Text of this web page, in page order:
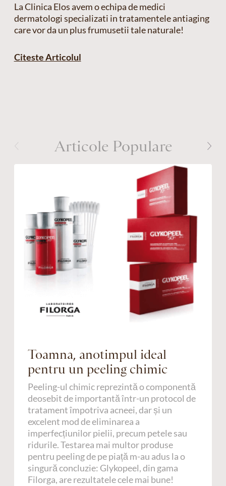
La Clinica Elos avem o echipa de medici
dermatologi specializati in tratamentele antiaging
care vor da un plus frumusetii tale naturale!
Citeste Articolul
Articole Populare
Toamna, anotimpul ideal
pentru un peeling chimic
Peeling-ul chimic reprezintă o componentă
deosebit de importantă într-un protocol de
tratament împotriva acneei, dar și un
excelent mod de eliminarea a
imperfecțiunilor pielii, precum petele sau
ridurile. Testarea mai multor produse
pentru peeling de pe piață m-au adus la o
singură concluzie: Glykopeel, din gama
Filorga, are rezultatele cele mai bune!